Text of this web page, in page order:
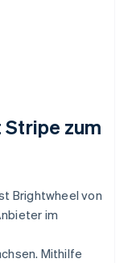
zum
Brightwheel von
im
Mithilfe